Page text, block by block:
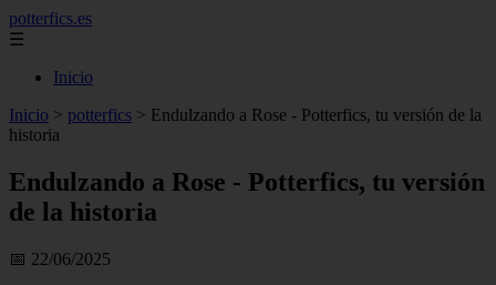
potterfics.es
☰
Inicio
Inicio > potterfics > Endulzando a Rose - Potterfics, tu versión de la
historia
Endulzando a Rose - Potterfics, tu versión
de la historia
📅 22/06/2025